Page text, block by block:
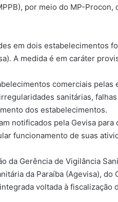
por meio do MP-Procon,
em dois estabelecimentos
A medida é em caráter
comerciais pelas
sanitárias,
dos estabelecimentos.
notificados pela Gevisa
funcionamento de suas
da Gerência de Vigilância
da Paraíba (Agevisa),
voltada à